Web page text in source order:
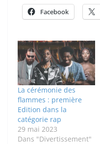
Facebook
La cérémonie des
flammes : première
Edition dans la
catégorie rap
29 mai 2023
Dans "Divertissement"